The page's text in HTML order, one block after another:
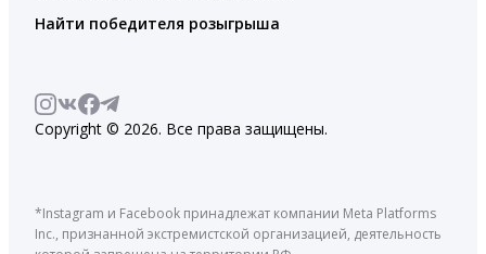
Найти победителя розыгрыша
Copyright © 2026. Все права защищены.
*Instagram и Facebook принадлежат компании Meta Platforms
Inc., признанной экстремистской организацией, деятельность